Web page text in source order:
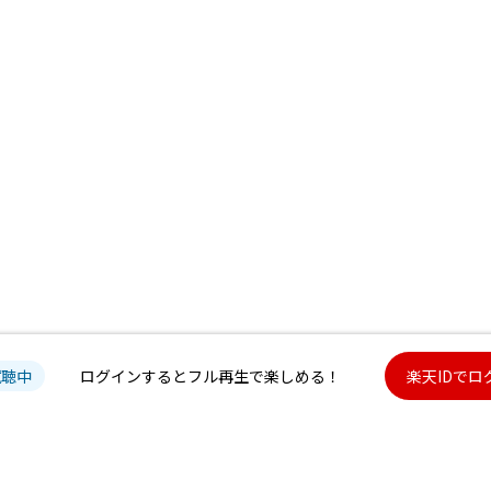
中 ログインするとフル再生で楽しめる！ 楽天IDでロ